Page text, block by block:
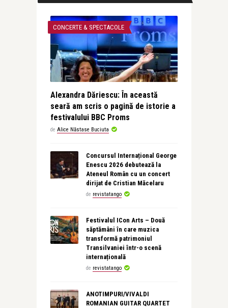
CONCERTE & SPECTACOLE
Alexandra Dăriescu: În această
seară am scris o pagină de istorie a
festivalului BBC Proms
de Alice Năstase Buciuta
Concursul Internațional George
Enescu 2026 debutează la
Ateneul Român cu un concert
dirijat de Cristian Măcelaru
de revistatango
Festivalul ICon Arts – Două
săptămâni în care muzica
transformă patrimoniul
Transilvaniei într-o scenă
internațională
de revistatango
ANOTIMPURI/VIVALDI
ROMANIAN GUITAR QUARTET